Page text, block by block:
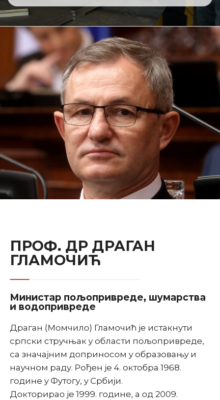
ПРОФ. ДР ДРАГАН
ГЛАМОЧИЋ
Министар пољопривреде, шумарства
и водопривреде
Драган (Момчило) Гламочић је истакнути
српски стручњак у области пољопривреде,
са значајним доприносом у образовању и
научном раду. Рођен је 4. октобра 1968.
године у Футогу, у Србији.
Докторирао је 1999. године, а од 2009.